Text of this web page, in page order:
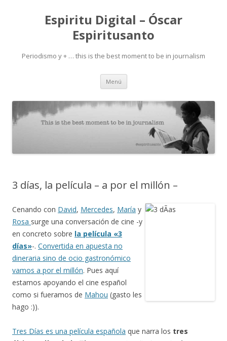
Espiritu Digital – Óscar
Espiritusanto
Periodismo y + … this is the best moment to be in journalism
Menú Ir
contenido
3 días, la película – a por el millón –
Cenando con David, Mercedes, María y
Rosa surge una conversación de cine -y
en concreto sobre la película «3
días»-. Convertida en apuesta no
dineraria sino de ocio gastronómico
vamos a por el millón. Pues aquí
estamos apoyando el cine español
como si fueramos de Mahou (gasto les
hago :)).
Tres Días es una película española que narra los tres